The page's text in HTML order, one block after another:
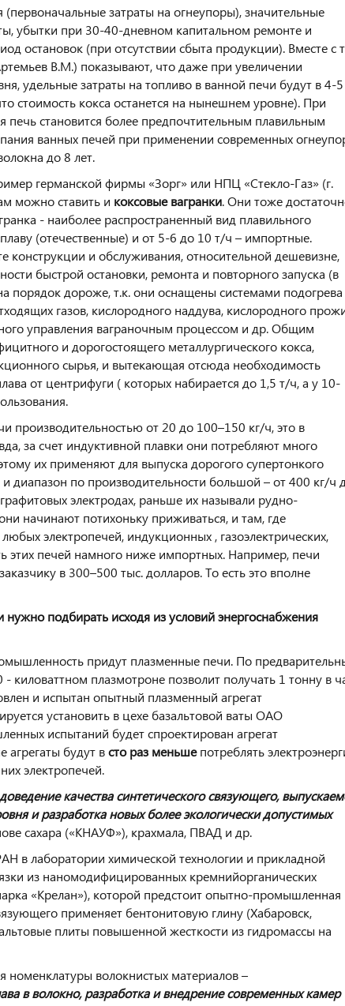
затраты на огнеупоры), значительные
убытки при 30-40-дневном капитальном ремонте и
остановок (при отсутствии сбыта продукции). Вместе с
В.М.) показывают, что даже при увеличении
удельные затраты на топливо в ванной печи будут в 4-5
стоимость кокса останется на нынешнем уровне). При
печь становится более предпочтительным плавильным
ванных печей при применении современных
до 8 лет.
германской фирмы «Зорг» или НПЦ «Стекло-Газ» (г.
можно ставить и коксовые вагранки. Они тоже
- наиболее распространенный вид плавильного
(отечественные) и от 5-6 до 10 т/ч – импортные.
конструкции и обслуживания, относительной дешевизне,
быстрой остановки, ремонта и повторного запуска (в
порядок дороже, т.к. они оснащены системами подогрева
газов, кислородного наддува, кислородного
управления ваграночным процессом и др. Общим
и дорогостоящего металлургического кокса,
сырья, и вытекающая отсюда необходимость
от центрифуги ( которых набирается до 1,5 т/ч, а у 10-
производительностью от 20 до 100–150 кг/ч, это в
за счет индуктивной плавки они потребляют много
их применяют для выпуска дорогого супертонкого
диапазон по производительности большой – от 400 кг/ч
электродах, раньше их называли рудно-
начинают потихоньку приживаться, и там, где
электропечей, индукционных , газоэлектрических,
этих печей намного ниже импортных. Например, печи
в 300–500 тыс. долларов. То есть это вполне
подбирать исходя из условий энергоснабжения
придут плазменные печи. По
- киловаттном плазмотроне позволит получать 1 тонну в
и испытан опытный плазменный агрегат
установить в цехе базальтовой ваты ОАО
испытаний будет спроектирован агрегат
агрегаты будут всто раз меньшепотреблять
электропечей.
качества синтетического связующего,
и разработка новых более экологически допустимых
сахара («КНАУФ»), крахмала, ПВАД и др.
в лаборатории химической технологии и прикладной
из наномодифицированных кремнийорганических
«Крелан»), которой предстоит опытно-промышленная
применяет бентонитовую глину (Хабаровск,
плиты повышенной жесткости из гидромассы на
волокнистых материалов –
в волокно, разработка и внедрение современных камер